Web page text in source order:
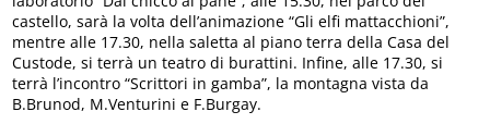
castello, sarà la volta dell’animazione “Gli elfi mattacchioni”,
mentre alle 17.30, nella saletta al piano terra della Casa del
Custode, si terrà un teatro di burattini. Infine, alle 17.30, si
terrà l’incontro “Scrittori in gamba”, la montagna vista da
B.Brunod, M.Venturini e F.Burgay.